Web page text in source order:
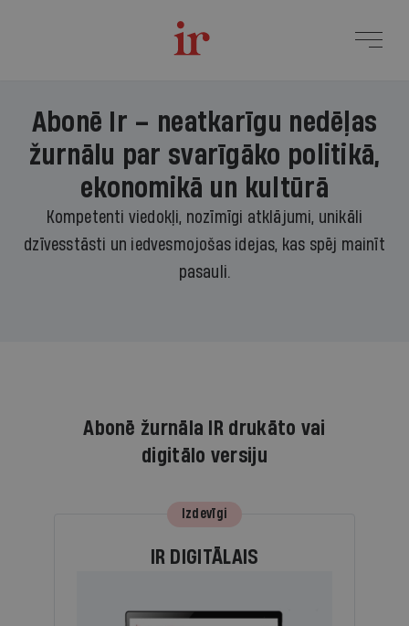
Abonē Ir – neatkarīgu nedēļas
žurnālu par svarīgāko politikā,
ekonomikā un kultūrā
Kompetenti viedokļi, nozīmīgi atklājumi, unikāli
dzīvesstāsti un iedvesmojošas idejas, kas spēj mainīt
pasauli.
Abonē žurnāla IR drukāto vai
digitālo versiju
Izdevīgi
IR DIGITĀLAIS